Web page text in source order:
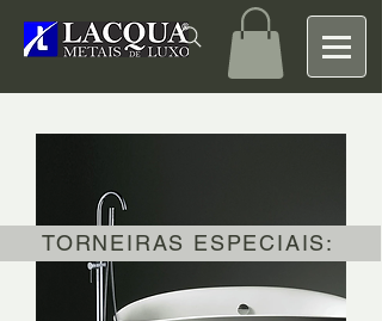
TORNEIRAS ESPECIAIS: